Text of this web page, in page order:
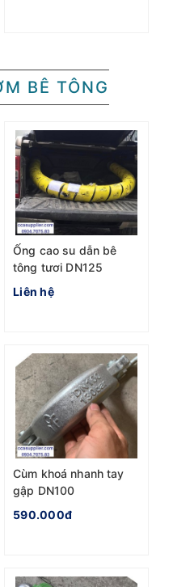
BÊ TÔNG
Ống cao su dẫn bê
tông tươi DN125
Liên hệ
Cùm khoá nhanh tay
gập DN100
590.000đ